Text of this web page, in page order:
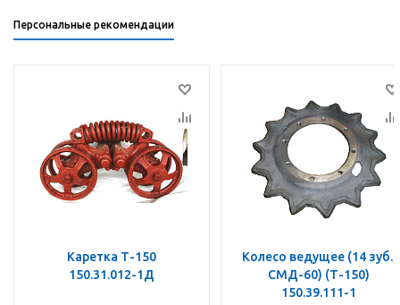
Персональные рекомендации
Каретка Т-150
150.31.012-1Д
Колесо ведущее (14 зуб.,
СМД-60) (Т-150)
150.39.111-1